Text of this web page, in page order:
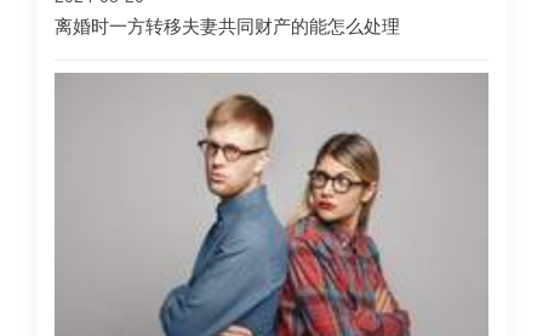
离婚时一方转移夫妻共同财产的能怎么处理